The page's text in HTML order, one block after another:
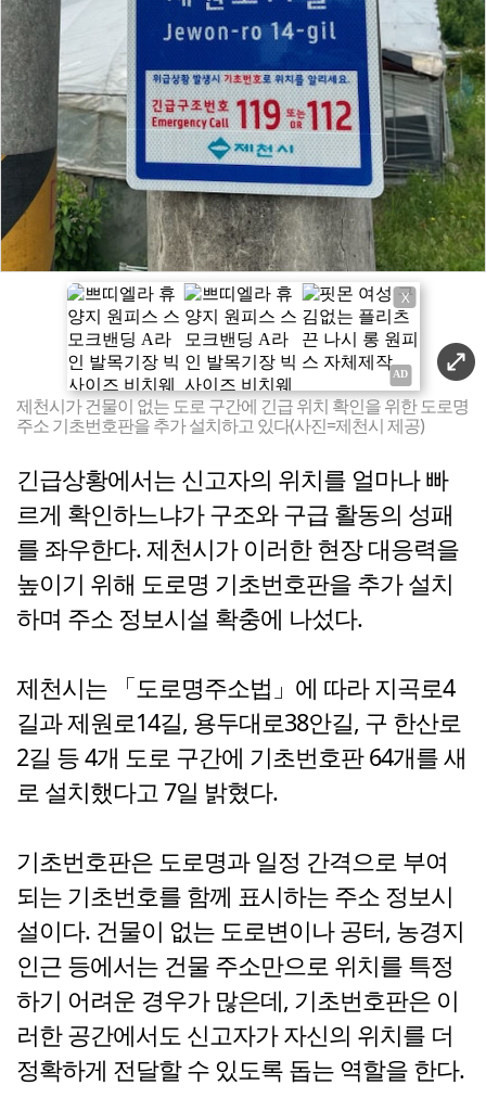
X
제천시가 건물이 없는 도로 구간에 긴급 위치 확인을 위한 도로명
주소 기초번호판을 추가 설치하고 있다(사진=제천시 제공)
긴급상황에서는 신고자의 위치를 얼마나 빠
르게 확인하느냐가 구조와 구급 활동의 성패
를 좌우한다. 제천시가 이러한 현장 대응력을
높이기 위해 도로명 기초번호판을 추가 설치
하며 주소 정보시설 확충에 나섰다.
제천시는 「도로명주소법」에 따라 지곡로4
길과 제원로14길, 용두대로38안길, 구 한산로
2길 등 4개 도로 구간에 기초번호판 64개를 새
로 설치했다고 7일 밝혔다.
기초번호판은 도로명과 일정 간격으로 부여
되는 기초번호를 함께 표시하는 주소 정보시
설이다. 건물이 없는 도로변이나 공터, 농경지
인근 등에서는 건물 주소만으로 위치를 특정
하기 어려운 경우가 많은데, 기초번호판은 이
러한 공간에서도 신고자가 자신의 위치를 더
정확하게 전달할 수 있도록 돕는 역할을 한다.